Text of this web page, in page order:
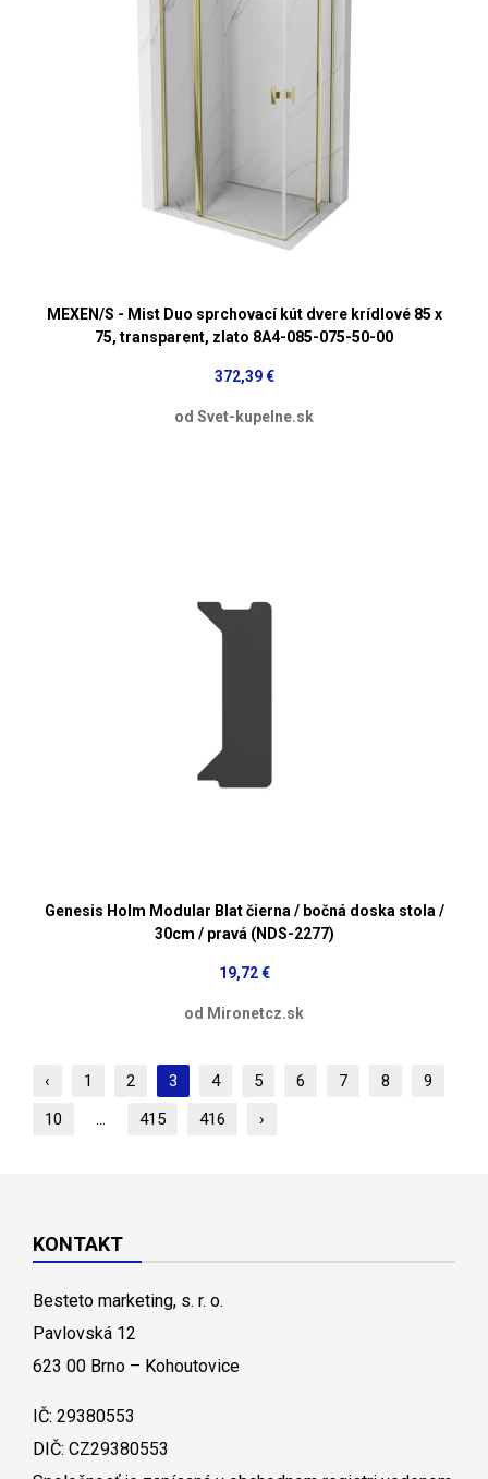
MEXEN/S - Mist Duo sprchovací kút dvere krídlové 85 x
75, transparent, zlato 8A4-085-075-50-00
372,39 €
od Svet-kupelne.sk
Genesis Holm Modular Blat čierna / bočná doska stola /
30cm / pravá (NDS-2277)
19,72 €
od Mironetcz.sk
‹ 1 2 3 4 5 6 7 8
9
10
... 415 416 ›
KONTAKT
Besteto marketing, s. r. o.
Pavlovská 12
623 00 Brno – Kohoutovice
IČ: 29380553
DIČ: CZ29380553